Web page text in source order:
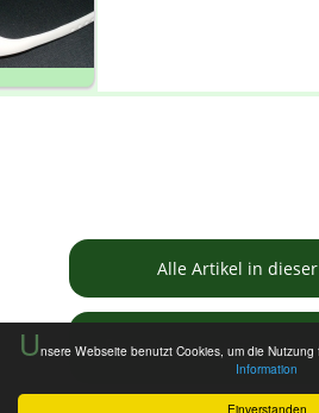
Einverstanden
Unsere Webseite benutzt Cookies, um die
Information
Alle Artikel in
Informationen zur